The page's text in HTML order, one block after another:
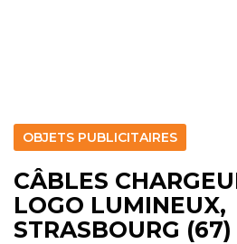
OBJETS PUBLICITAIRES
CÂBLES
LOGO LUMINEUX,
STRASBOURG (67)